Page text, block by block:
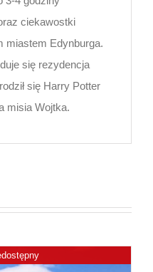
ciekawostki
miastem Edynburga.
się rezydencja
się Harry Potter
misia Wojtka.